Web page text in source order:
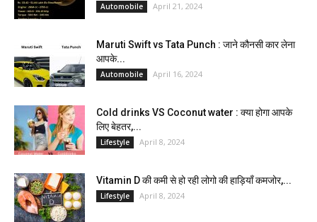
Automobile April 21, 2024
Maruti Swift vs Tata Punch : जाने कौनसी कार लेना
आपके...
Automobile April 16, 2024
Cold drinks VS Coconut water : क्या होगा आपके
लिए बेहतर,...
Lifestyle April 8, 2024
Vitamin D की कमी से हो रही लोगो की हाड़ियाँ कमजोर,...
Lifestyle April 8, 2024